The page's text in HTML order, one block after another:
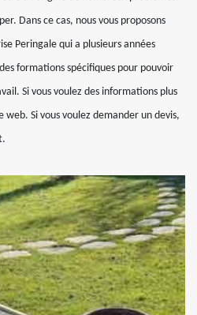
Dans ce cas, nous vous proposons
Peringale qui a plusieurs années
formations spécifiques pour pouvoir
Si vous voulez des informations plus
Si vous voulez demander un devis,